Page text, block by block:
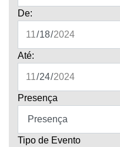
De:
Até:
Presença
Tipo de Evento